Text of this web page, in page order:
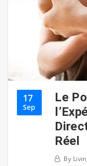
17
Sep
Le
Réel
By